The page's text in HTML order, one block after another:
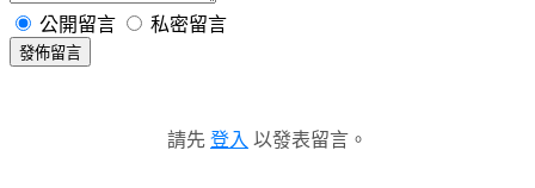
公開留言 私密留言
發佈留言
請先 登入 以發表留言。